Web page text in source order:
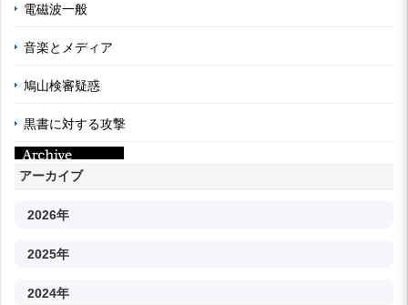
電磁波一般
音楽とメディア
鳩山検審疑惑
黒書に対する攻撃
アーカイブ
2026年
2025年
2024年